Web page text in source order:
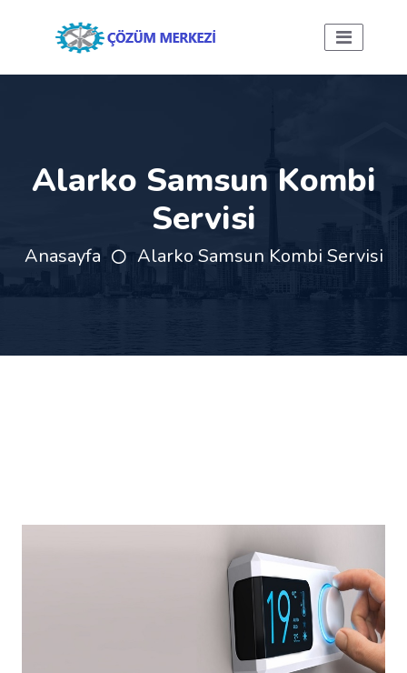
Alarko Samsun Kombi
Servisi
Anasayfa Alarko Samsun Kombi Servisi